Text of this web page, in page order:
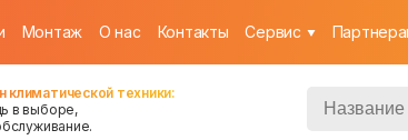
Монтаж О нас Контакты Cервис
климатической техники:
в выборе,